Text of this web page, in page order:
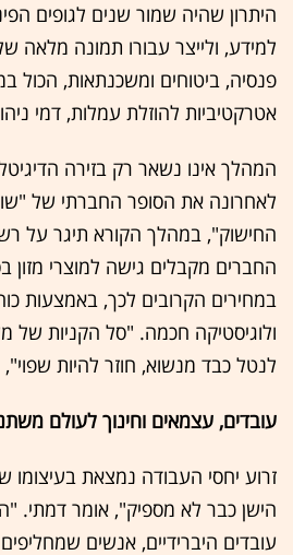
היתרון שהיה שמור שנים לגופים
למידע, ולייצר עבורו תמונה מלאה
פנסיה, ביטוחים ומשכנתאות, הכול
אטרקטיביות להוזלת עמלות, דמי
המהלך אינו נשאר רק בזירה
לאחרונה את הסופר החברתי של
החישוק", במהלך הקורא תיגר על
החברים מקבלים גישה למוצרי מזון
במחירים הקרובים לכך, באמצעות
ולוגיסטיקה חכמה. "סל הקניות
לנטל כבד מנשוא, חוזר להיות שפוי",
עובדים, עצמאים וחינוך לעולם
זרוע יחסי העבודה נמצאת בעיצומו
הישן כבר לא מספיק", אומר דמתי.
עובדים היברידיים, אנשים